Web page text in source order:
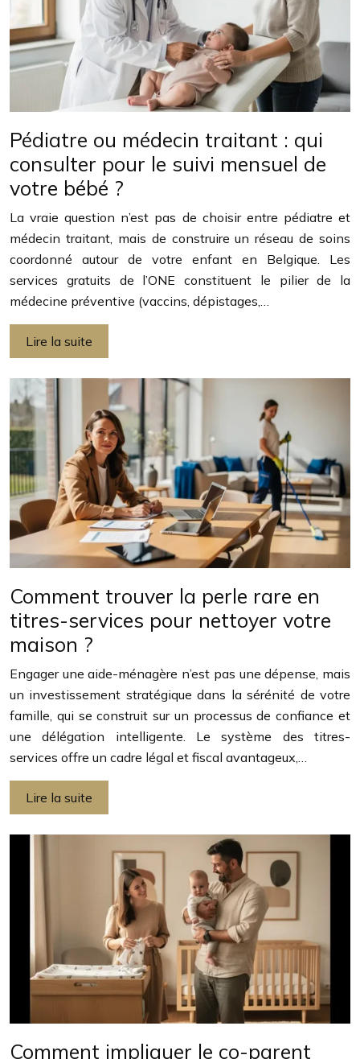
Pédiatre ou médecin traitant : qui
consulter pour le suivi mensuel de
votre bébé ?
La vraie question n’est pas de choisir entre pédiatre et
médecin traitant, mais de construire un réseau de soins
coordonné autour de votre enfant en Belgique. Les
services gratuits de l’ONE constituent le pilier de la
médecine préventive (vaccins, dépistages,…
Lire la suite
Comment trouver la perle rare en
titres-services pour nettoyer votre
maison ?
Engager une aide-ménagère n’est pas une dépense, mais
un investissement stratégique dans la sérénité de votre
famille, qui se construit sur un processus de confiance et
une délégation intelligente. Le système des titres-
services offre un cadre légal et fiscal avantageux,…
Lire la suite
Comment impliquer le co-parent